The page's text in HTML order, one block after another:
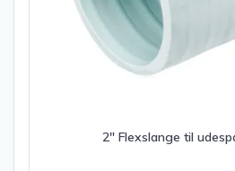
2″ Flexslange til